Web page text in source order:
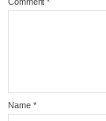
Name *